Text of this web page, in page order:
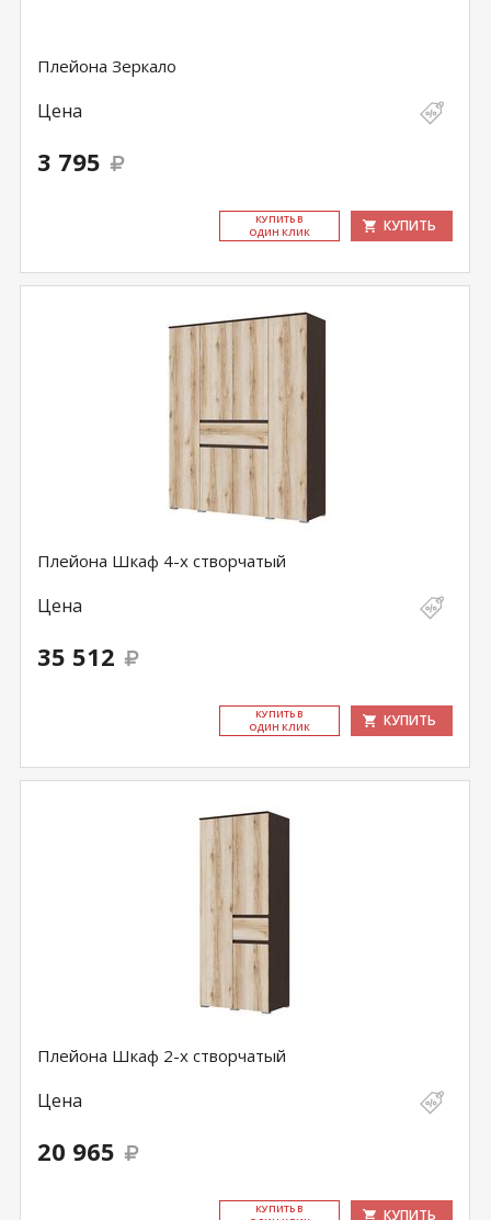
Плейона Зеркало
Цена
3 795
КУ­ПИТЬ В
ОДИН КЛИК
КУПИТЬ
Плейона Шкаф 4-х створчатый
Цена
35 512
КУ­ПИТЬ В
ОДИН КЛИК
КУПИТЬ
Плейона Шкаф 2-х створчатый
Цена
20 965
КУ­ПИТЬ В
КУПИТЬ